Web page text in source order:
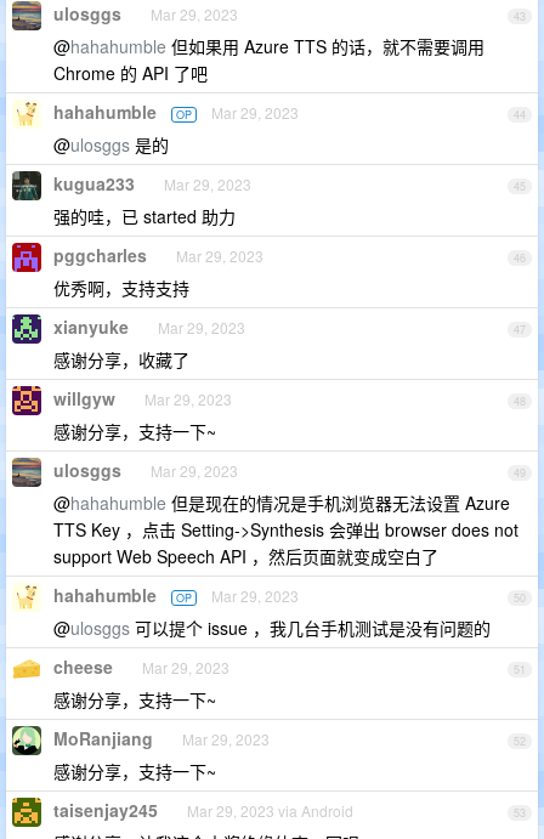
43
ulosggs Mar 29, 2023
@hahahumble 但如果用 Azure TTS 的话，就不需要调用
Chrome 的 API 了吧
44
hahahumble OP Mar 29, 2023
@ulosggs 是的
45
kugua233 Mar 29, 2023
强的哇，已 started 助力
46
pggcharles Mar 29, 2023
优秀啊，支持支持
47
xianyuke Mar 29, 2023
感谢分享，收藏了
48
willgyw Mar 29, 2023
感谢分享，支持一下~
49
ulosggs Mar 29, 2023
@hahahumble 但是现在的情况是手机浏览器无法设置 Azure
TTS Key ，点击 Setting->Synthesis 会弹出 browser does not
support Web Speech API ，然后页面就变成空白了
50
hahahumble OP Mar 29, 2023
@ulosggs 可以提个 issue ，我几台手机测试是没有问题的
51
cheese Mar 29, 2023
感谢分享，支持一下~
52
MoRanjiang Mar 29, 2023
感谢分享，支持一下~
53
taisenjay245 Mar 29, 2023 via Android